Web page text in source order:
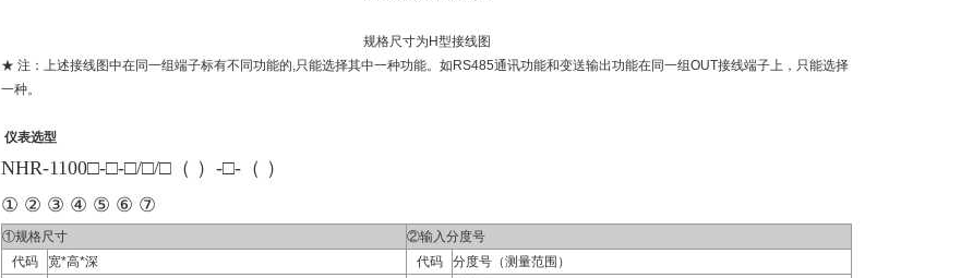
规格尺寸为H型接线图
★ 注：上述接线图中在同一组端子标有不同功能的,只能选择其中一种功能。如RS485通讯功能和变送输出功能在同一组OUT接线端子上，只能选择
一种。
仪表选型
NHR-1100□-□-□/□/□（ ）-□-（ ）
① ② ③ ④ ⑤ ⑥ ⑦
①规格尺寸
②输入分度号
代码
宽*高*深 代码 分度号（测量范围）